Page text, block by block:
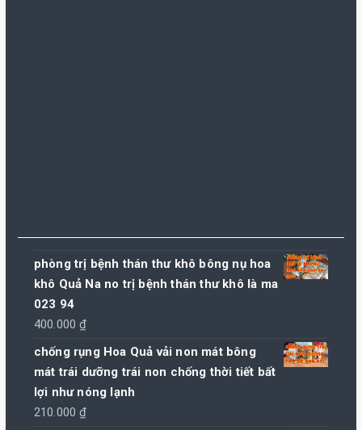
phòng trị bệnh thán thư khô bông nụ hoa
khô Quả Na no trị bệnh thán thư khô là ma
023 94
400.000₫
chống rụng Hoa Quả vải non mát bông
mát trái dưỡng trái non chống thời tiết bất
lợi như nóng lạnh
210.000₫